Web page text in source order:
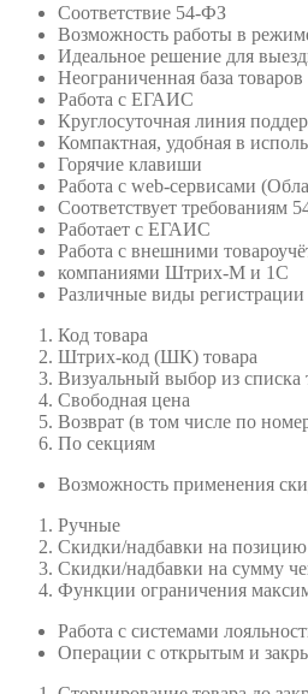
Соответствие 54-ФЗ
Возможность работы в
Идеальное решение для
Неограниченная база товаров
Работа с ЕГАИС
Круглосуточная линия
Компактная, удобная в
Горячие клавиши
Работа с web-сервисами
Соответствует требованиям
Работает с ЕГАИС
Работа с внешними
компаниями Штрих-М и 1С
Различные виды регистрации
Код товара
Штрих-код (ШК) товара
Визуальный выбор из списка
Свободная цена
Возврат (в том числе по
По секциям
Возможность применения
Ручные
Скидки/надбавки на позицию
Скидки/надбавки на сумму
Функции ограничения
Работа с системами
Операции с открытым и